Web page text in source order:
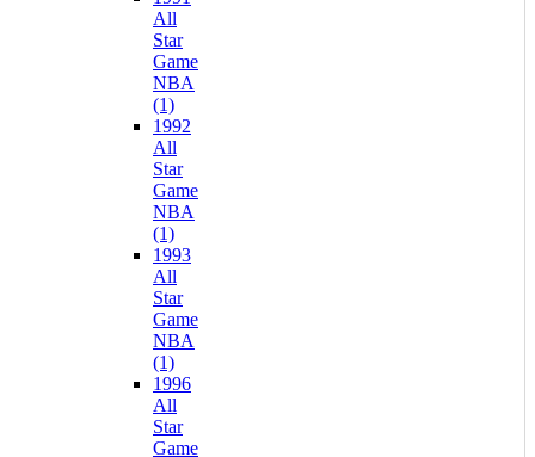
All
Star
Game
NBA
(1)
1992
All
Star
Game
NBA
(1)
1993
All
Star
Game
NBA
(1)
1996
All
Star
Game